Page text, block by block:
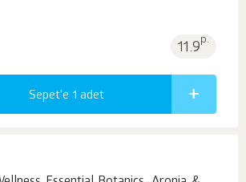
11.9p.
Sepet'e 1 adet